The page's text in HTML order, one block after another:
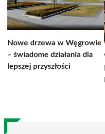
Nowe drzewa w Węgrowie
– świadome działania dla
lepszej przyszłości